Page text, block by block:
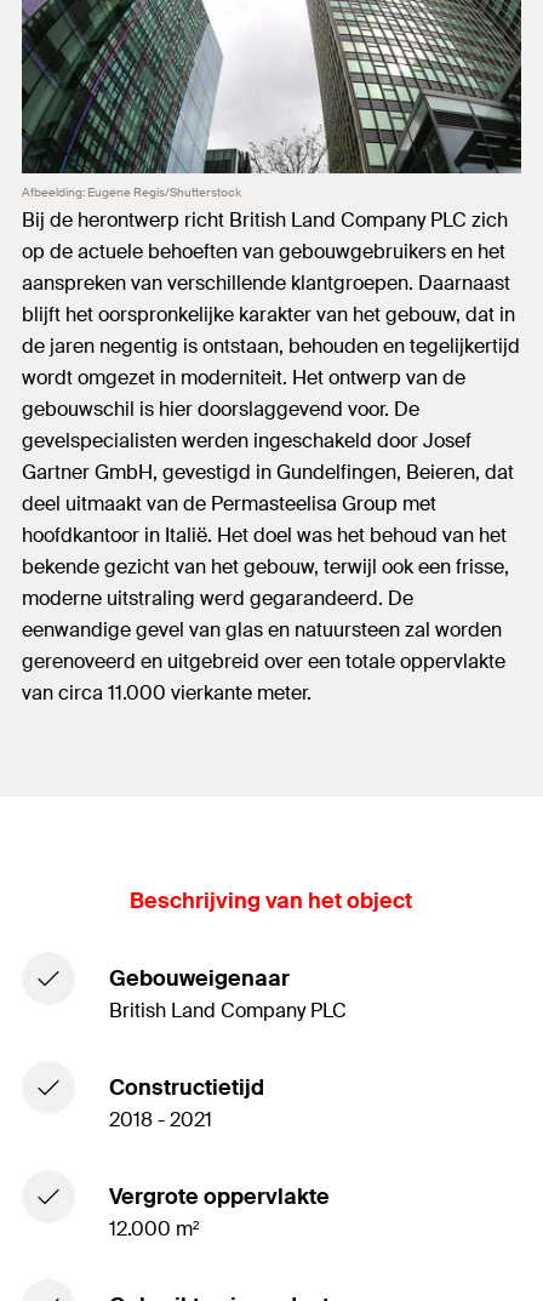
Afbeelding: Eugene Regis/Shutterstock
Bij de herontwerp richt British Land Company PLC zich
op de actuele behoeften van gebouwgebruikers en het
aanspreken van verschillende klantgroepen. Daarnaast
blijft het oorspronkelijke karakter van het gebouw, dat in
de jaren negentig is ontstaan, behouden en tegelijkertijd
wordt omgezet in moderniteit. Het ontwerp van de
gebouwschil is hier doorslaggevend voor. De
gevelspecialisten werden ingeschakeld door Josef
Gartner GmbH, gevestigd in Gundelfingen, Beieren, dat
deel uitmaakt van de Permasteelisa Group met
hoofdkantoor in Italië. Het doel was het behoud van het
bekende gezicht van het gebouw, terwijl ook een frisse,
moderne uitstraling werd gegarandeerd. De
eenwandige gevel van glas en natuursteen zal worden
gerenoveerd en uitgebreid over een totale oppervlakte
van circa 11.000 vierkante meter.
Beschrijving van het object
Gebouweigenaar
British Land Company PLC
Constructietijd
2018 - 2021
Vergrote oppervlakte
12.000 m²